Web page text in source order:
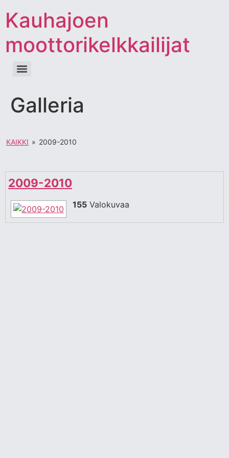
Kauhajoen
moottorikelkkailijat
Galleria
KAIKKI » 2009-2010
2009-2010
155 Valokuvaa